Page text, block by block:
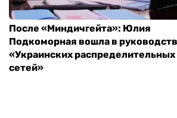
После «Миндичгейта»: Юлия
Подкоморная вошла в
«Украинских распределительных
сетей»